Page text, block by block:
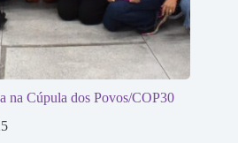
na Cúpula dos Povos/COP30